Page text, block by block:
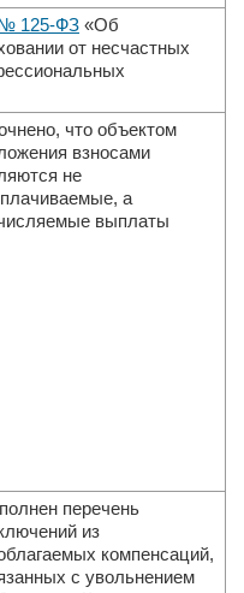
№ 125-ФЗ «Об
от несчастных
что объектом
взносами
не
а
выплаты
перечень
из
компенсаций,
с увольнением